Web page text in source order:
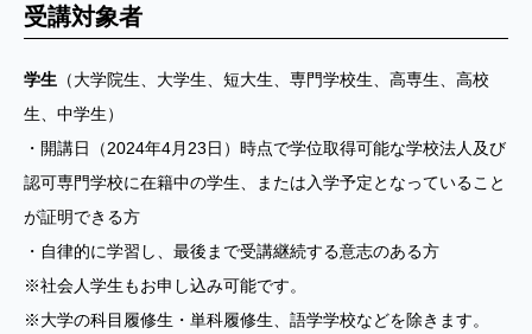
受講対象者
学生 （大学院生、大学生、短大生、専門学校生、高専生、高校
生、中学生）
・開講日（2024年4月23日）時点で学位取得可能な学校法人及び
認可専門学校に在籍中の学生、または入学予定となっていること
が証明できる方
・自律的に学習し、最後まで受講継続する意志のある方
※社会人学生もお申し込み可能です。
※大学の科目履修生・単科履修生、語学学校などを除きます。